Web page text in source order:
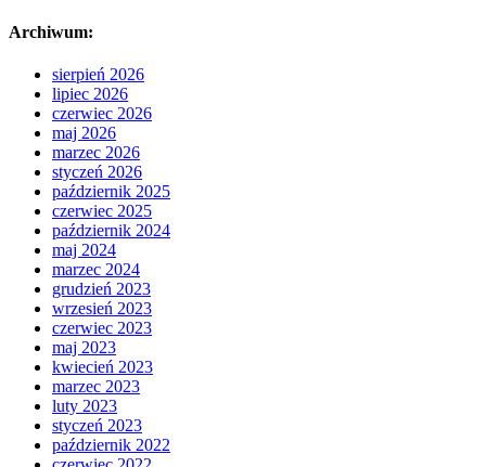
Archiwum:
sierpień 2026
lipiec 2026
czerwiec 2026
maj 2026
marzec 2026
styczeń 2026
październik 2025
czerwiec 2025
październik 2024
maj 2024
marzec 2024
grudzień 2023
wrzesień 2023
czerwiec 2023
maj 2023
kwiecień 2023
marzec 2023
luty 2023
styczeń 2023
październik 2022